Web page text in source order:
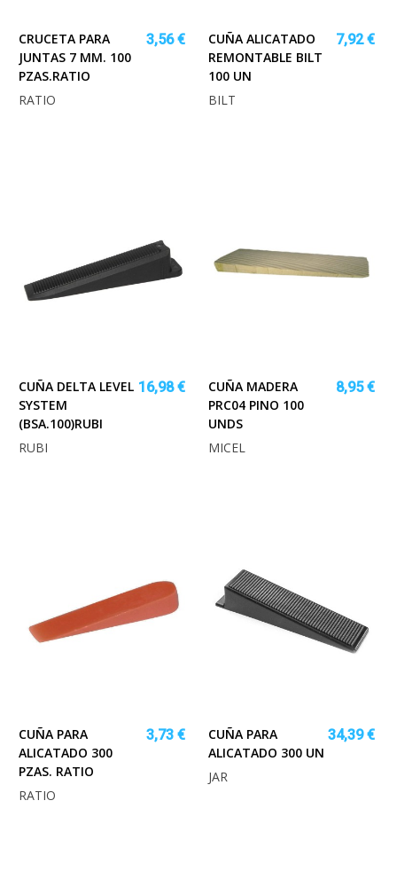
CRUCETA PARA
JUNTAS 7 MM. 100
PZAS.RATIO
3,56 €
RATIO
CUÑA ALICATADO
REMONTABLE BILT
100 UN
7,92 €
BILT
CUÑA DELTA LEVEL
SYSTEM
(BSA.100)RUBI
16,98 €
RUBI
CUÑA MADERA
PRC04 PINO 100
UNDS
8,95 €
MICEL
CUÑA PARA
ALICATADO 300
PZAS. RATIO
3,73 €
RATIO
CUÑA PARA
ALICATADO 300 UN
34,39 €
JAR